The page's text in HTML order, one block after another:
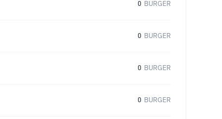
0 BURGER
0 BURGER
0 BURGER
0 BURGER